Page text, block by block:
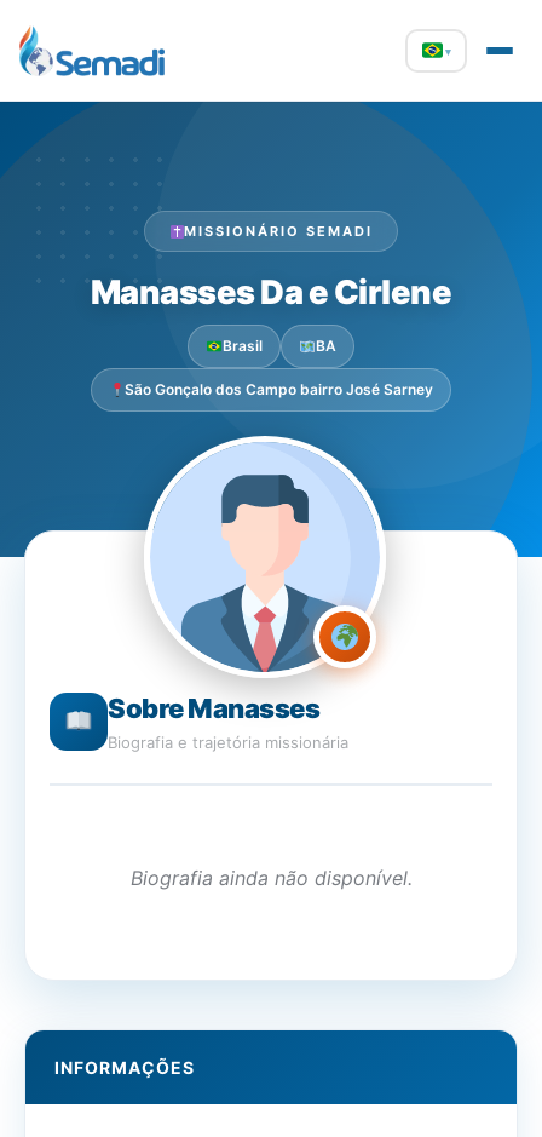
▾
MISSIONÁRIO SEMADI
Manasses Da e Cirlene
Brasil BA
São Gonçalo dos Campo bairro José Sarney
Sobre Manasses
Biografia e trajetória missionária
Biografia ainda não disponível.
INFORMAÇÕES